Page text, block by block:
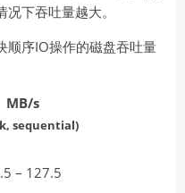
下吞吐量越大。
顺序IO操作的磁盘吞吐量
MB/s
sequential)
– 127.5